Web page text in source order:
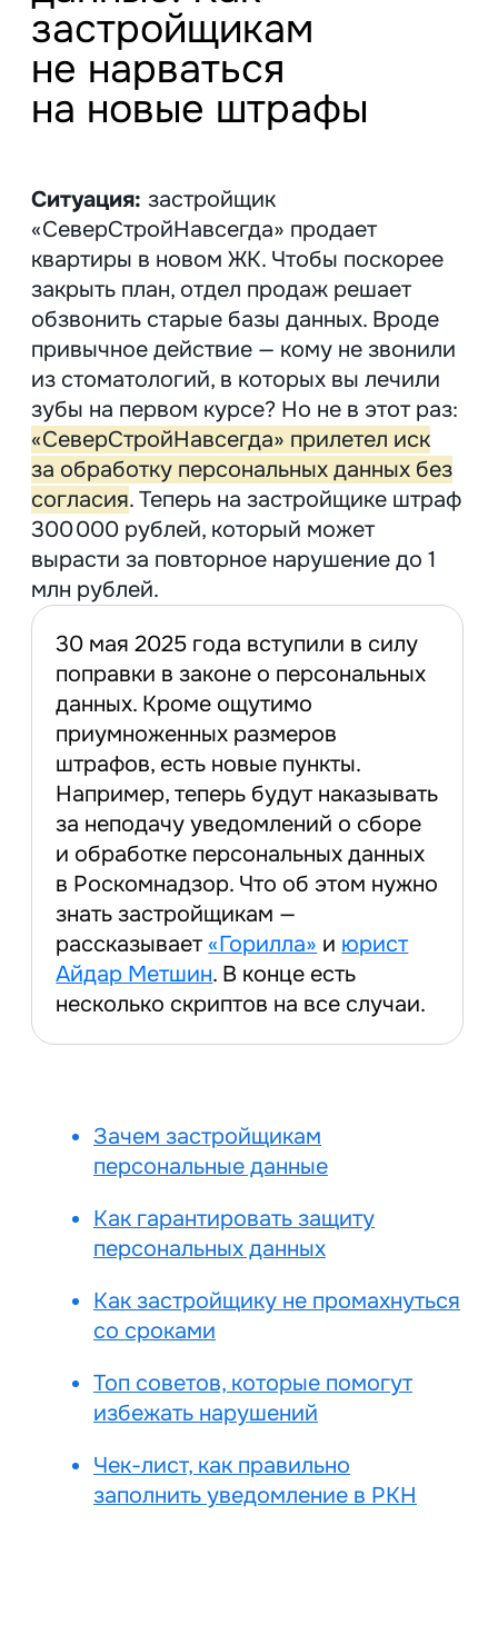
«СеверСтройНавсегда» продает
квартиры в новом ЖК. Чтобы поскорее
закрыть план, отдел продаж решает
обзвонить старые базы данных. Вроде
привычное действие — кому не звонили
из стоматологий, в которых вы лечили
за обработку персональных данных без
согласия
. Теперь на застройщике штраф
300 000 рублей, который может
вырасти за повторное нарушение до 1
30 мая 2025 года вступили в силу
поправки в законе о персональных
данных. Кроме ощутимо
приумноженных размеров
штрафов, есть новые пункты.
Например, теперь будут наказывать
за неподачу уведомлений о сборе
и обработке персональных данных
в Роскомнадзор. Что об этом нужно
знать застройщикам —
рассказывает«Горилла»июрист
Айдар Метшин . В конце есть
несколько скриптов на все случаи.
Зачем застройщикам
персональные данные
Как гарантировать защиту
персональных данных
Как застройщику не промахнуться
со сроками
Топ советов, которые помогут
избежать нарушений
Чек-лист, как правильно
заполнить уведомление в РКН
Зачем застройщикам
и фрилансерами, потенциальными
и реальными клиентами, партнерами
и подрядчиками. Каждая группа
данными для самых разных целей:
от юридических до маркетинговых
и аналитических. Чтобы личная
и не приносила хлопот, ее важно
правильно оформить.
на сайте
: в онлайне или распечатать
и принести в отделение по месту
жительства. На первый взгляд форма
и подсказками. На самом деле нужно
внимательно подходить к каждому